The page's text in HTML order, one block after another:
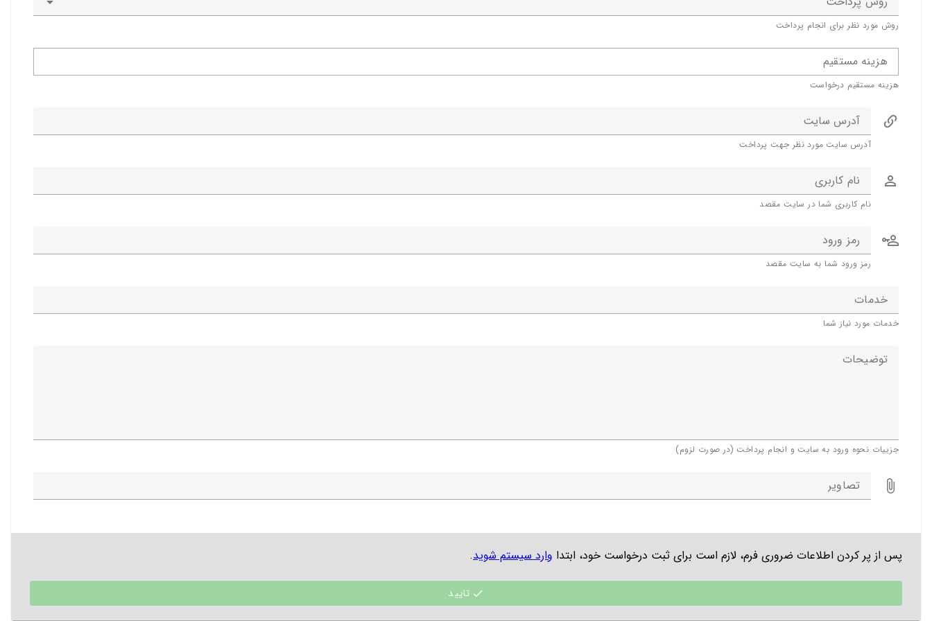
روش مورد نظر برای انجام پرداخت
هزینه مستقیم
هزینه مستقیم درخواست
آدرس سایت
آدرس سایت مورد نظر جهت پرداخت
نام کاربری
نام کاربری شما در سایت مقصد
رمز ورود
رمز ورود شما به سایت مقصد
خدمات
خدمات مورد نیاز شما
توضیحات
جزيیات نحوه ورود به سایت و انجام پرداخت (در صورت لزوم)
تصاویر
پس از پر کردن اطلاعات ضروری فرم، لازم است برای ثبت درخواست خود، ابتدا وارد سیستم شوید.
تایید